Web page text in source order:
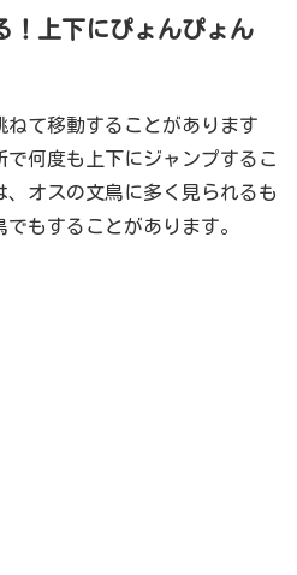
！上下にぴょんぴょん
ねて移動することがあります
何度も上下にジャンプするこ
、オスの文鳥に多く見られるも
もすることがあります。